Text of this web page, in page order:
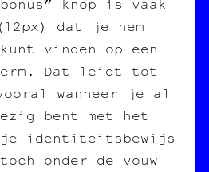
knop is vaak
dat je hem
vinden op een
Dat leidt tot
wanneer je al
bent met het
identiteitsbewijs
onder de vouw